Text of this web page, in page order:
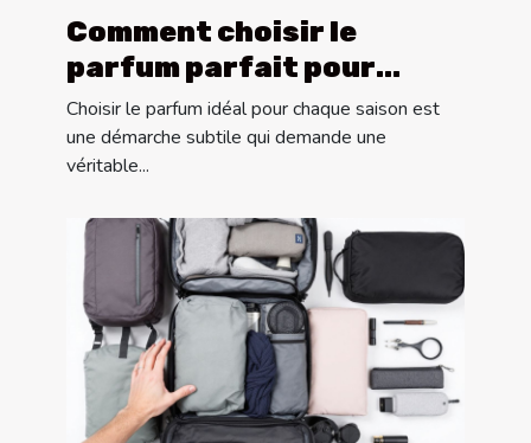
Comment choisir le
parfum parfait pour
chaque saison ?
Choisir le parfum idéal pour chaque saison est
une démarche subtile qui demande une
véritable...